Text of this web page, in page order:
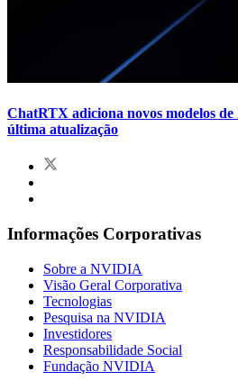
ChatRTX adiciona novos modelos de
última atualização
Informações Corporativas
Sobre a NVIDIA
Visão Geral Corporativa
Tecnologias
Pesquisa na NVIDIA
Investidores
Responsabilidade Social
Fundação NVIDIA